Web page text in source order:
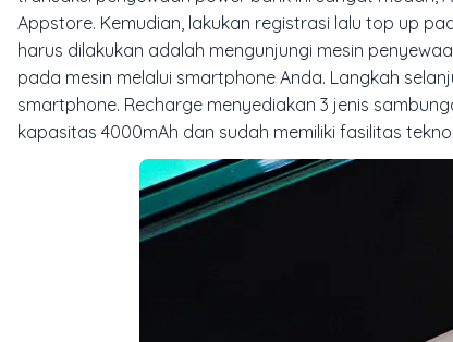
Appstore. Kemudian, lakukan registrasi lalu top up
harus dilakukan adalah mengunjungi mesin
pada mesin melalui smartphone Anda. Langkah
smartphone. Recharge menyediakan 3 jenis
kapasitas 4000mAh dan sudah memiliki fasilitas